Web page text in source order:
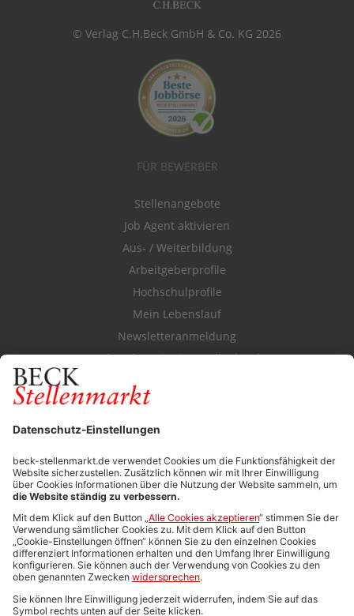
© Verlag C.H.Beck GmbH & Co. KG 2026
FÜR BEWERBER
Stellenangebote
Job Agent aktivieren
Aus- / Weiterbildung
Arbeitgeberprofile
Hochschulprofile
Mein Lebenslauf
Newsletteranmeldung
Durchsuchen Sie den Stellenkatalog
FÜR ARBEITGEBER
Stellenmarktpreise
Anzeigen-AGB
Media-Daten
Newsletteranmeldung
Produktübersicht
ALLGEMEIN
FAQs